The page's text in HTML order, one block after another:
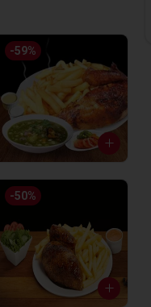
-59%
-50%